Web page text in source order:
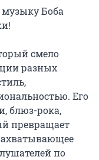
музыку Боба
смело
разных
Его
блюз-рока,
превращает
по